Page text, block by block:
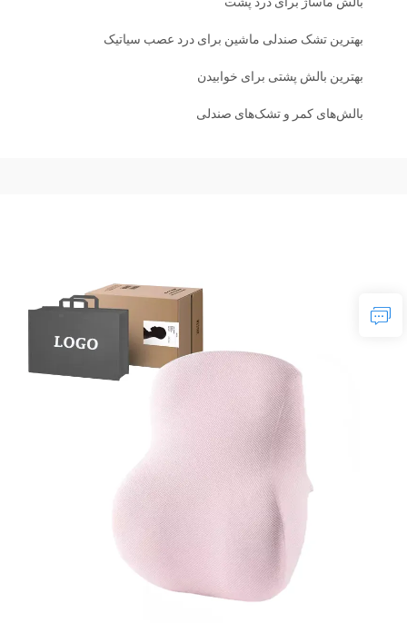
بهترین تشک صندلی ماشین برای درد عصب سیاتیک
بهترین بالش پشتی برای خوابیدن
بالش‌های کمر و تشک‌های صندلی